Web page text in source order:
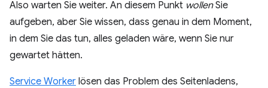
Also warten Sie weiter. An diesem Punkt wollenSie
aufgeben, aber Sie wissen, dass genau in dem Moment,
in dem Sie das tun, alles geladen wäre, wenn Sie nur
gewartet hätten.
Service Worker lösen das Problem des Seitenladens,